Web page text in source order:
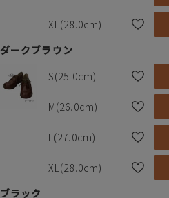
XL(28.0cm)
ダークブラウン
S(25.0cm)
M(26.0cm)
L(27.0cm)
XL(28.0cm)
ブラック